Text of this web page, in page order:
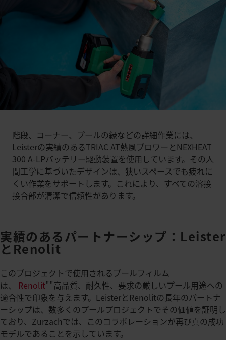
階段、コーナー、プールの縁などの詳細作業には、
Leisterの実績のあるTRIAC AT熱風ブロワーとNEXHEAT
300 A-LPバッテリー駆動装置を使用しています。その人
間工学に基づいたデザインは、狭いスペースでも疲れに
くい作業をサポートします。これにより、すべての溶接
接合部が清潔で信頼性があります。
実績のあるパートナーシップ：Leister
とRenolit
このプロジェクトで使用されるプールフィルム
は、 Renolit""高品質、耐久性、要求の厳しいプール用途への
適合性で印象を与えます。LeisterとRenolitの長年のパートナ
ーシップは、数多くのプールプロジェクトでその価値を証明し
ており、Zurzachでは、このコラボレーションが再び真の成功
モデルであることを示しています。